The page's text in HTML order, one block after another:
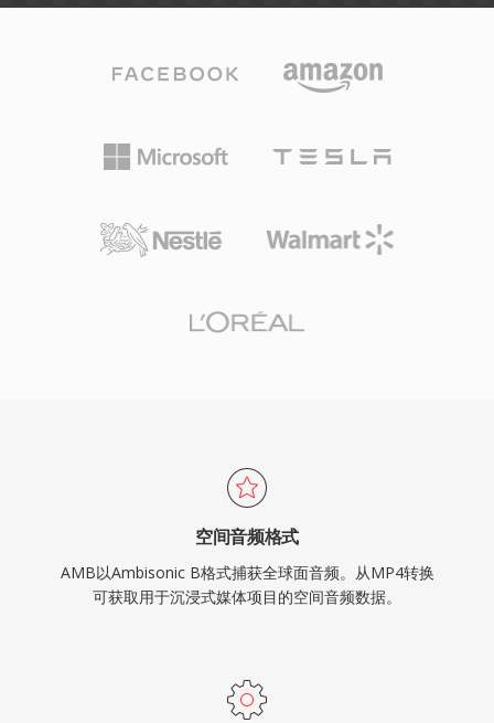
空间音频格式
AMB以Ambisonic B格式捕获全球面音频。从MP4转换
可获取用于沉浸式媒体项目的空间音频数据。